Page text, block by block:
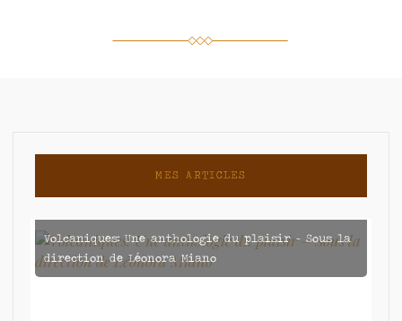
MES ARTICLES
Volcaniques: Une anthologie du plaisir – Sous la
direction de Léonora Miano